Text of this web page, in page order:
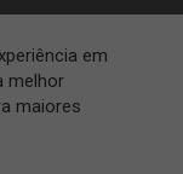
em
melhor
maiores